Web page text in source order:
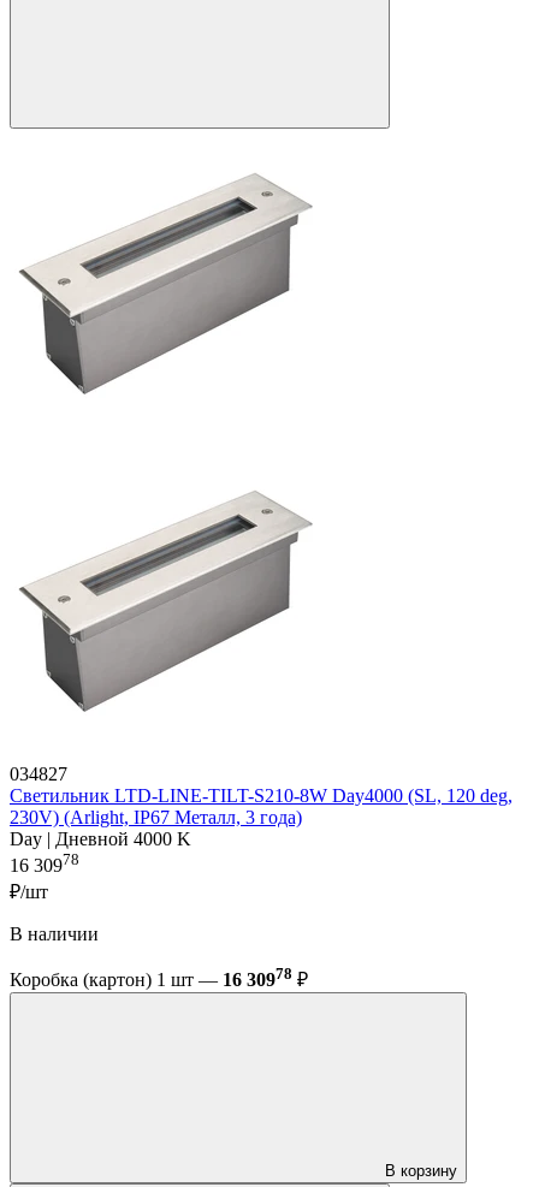
034827
Светильник LTD-LINE-TILT-S210-8W Day4000 (SL, 120 deg,
230V) (Arlight, IP67 Металл, 3 года)
Day | Дневной 4000 K
16 30978
₽/шт
В наличии
Коробка (картон) 1 шт — 16 30978 ₽
В корзину